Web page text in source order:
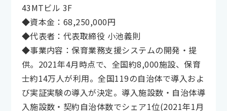
43MTビル 3F
◆資本金：68,250,000円
◆代表者：代表取締役 小池義則
◆事業内容：保育業務支援システムの開発・提
供。2021年4月時点で、全国約8,000施設、保育
士約14万人が利用。全国119の自治体で導入およ
び実証実験の導入が決定。導入施設数・自治体導
入施設数・契約自治体数でシェア1位(2021年1月